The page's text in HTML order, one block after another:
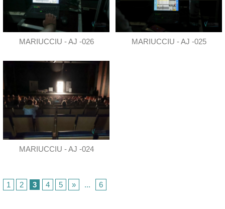
MARIUCCIU - AJ -026 MARIUCCIU - AJ -025
MARIUCCIU - AJ -024
1 2 3 4 5 » ... 6